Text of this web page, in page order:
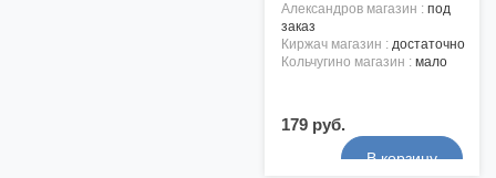
александров магазин : под
заказ
киржач магазин : достаточно
кольчугино магазин : мало
179 руб.